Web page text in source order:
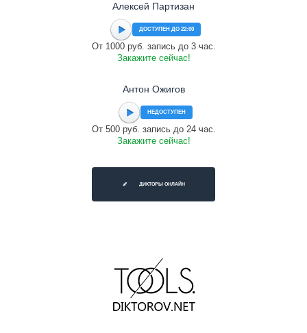
Алексей Партизан
ДОСТУПЕН ДО 22:00
От 1000 руб. запись до 3 час.
Закажите сейчас!
Антон Ожигов
НЕДОСТУПЕН
От 500 руб. запись до 24 час.
Закажите сейчас!
ДИКТОРЫ ОНЛАЙН